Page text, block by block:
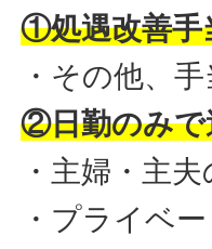
①処遇改善手
・その他、
②日勤のみで
・主婦・主
・プライベ